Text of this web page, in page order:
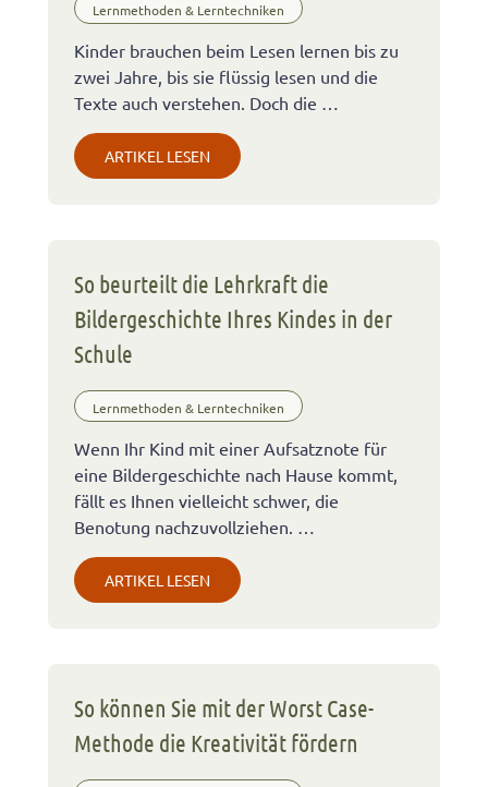
Lernmethoden & Lerntechniken
Kinder brauchen beim Lesen lernen bis zu
zwei Jahre, bis sie flüssig lesen und die
Texte auch verstehen. Doch die …
ARTIKEL LESEN
So beurteilt die Lehrkraft die
Bildergeschichte Ihres Kindes in der
Schule
Lernmethoden & Lerntechniken
Wenn Ihr Kind mit einer Aufsatznote für
eine Bildergeschichte nach Hause kommt,
fällt es Ihnen vielleicht schwer, die
Benotung nachzuvollziehen. …
ARTIKEL LESEN
So können Sie mit der Worst Case-
Methode die Kreativität fördern